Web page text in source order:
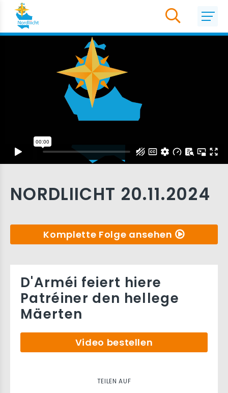
NORDLIICHT 20.11.2024
Komplette Folge ansehen
D'Arméi feiert hiere
Patréiner den hellege
Mäerten
Video bestellen
TEILEN AUF